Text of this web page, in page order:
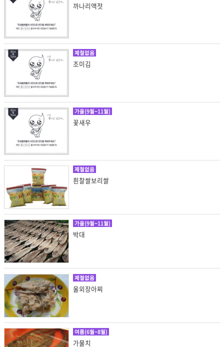
까나리액젓
제철없음
조미김
가을(9월~11월)
꽃새우
제철없음
흰찰쌀보리쌀
가을(9월~11월)
박대
제철없음
울외장아찌
여름(6월~8월)
가물치